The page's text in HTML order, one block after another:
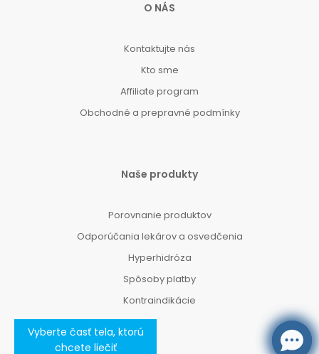
Vyberte časť tela, ktorú
chcete liečiť
O NÁS
Kontaktujte nás
Kto sme
Affiliate program
Obchodné a prepravné podmínky
Naše produkty
Porovnanie produktov
Odporúčania lekárov a osvedčenia
Hyperhidróza
Spôsoby platby
Kontraindikácie